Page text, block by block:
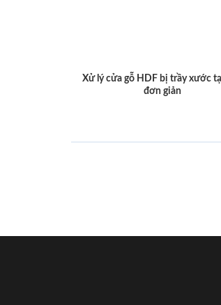
Xử lý cửa gỗ HDF bị trầy xước
đơn giản